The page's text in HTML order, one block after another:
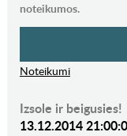
noteikumos.
Noteikumi
Izsole ir beigusies!
13.12.2014